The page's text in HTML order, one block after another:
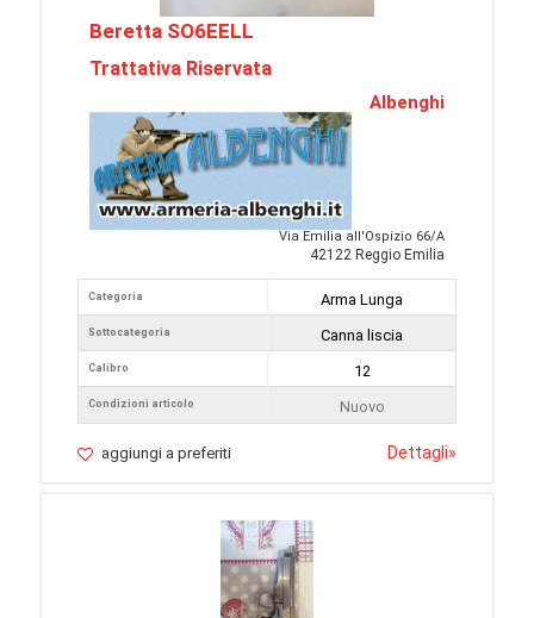
Beretta SO6EELL
Trattativa Riservata
Albenghi
Via Emilia all'Ospizio 66/A
42122 Reggio Emilia
Categoria
Sottocategoria
Calibro
Condizioni articolo
Arma Lunga
Canna liscia
12
Nuovo
aggiungi a preferiti Dettagli»